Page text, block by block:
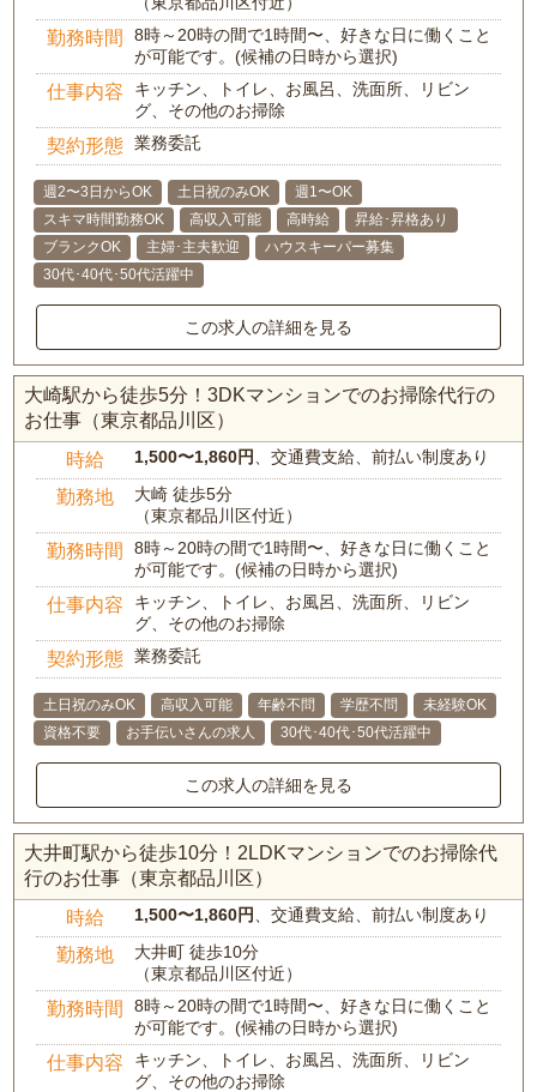
勤務時間
8時～20時の間で1時間〜、好きな日に働くこと
が可能です。(候補の日時から選択)
仕事内容
キッチン、トイレ、お風呂、洗面所、リビン
グ、その他のお掃除
契約形態 業務委託
週2〜3日からOK 土日祝のみOK
週1〜OK
スキマ時間勤務OK
高収入可能 高時給
昇給･昇格あり
ブランクOK
主婦･主夫歓迎
ハウスキーパー募集
30代･40代･50代活躍中
この求人の詳細を見る
大崎駅から徒歩5分！3DKマンションでのお掃除代行の
お仕事（東京都品川区）
時給 1,500〜1,860円 、交通費支給、前払い制度あり
勤務地
大崎 徒歩5分
（東京都品川区付近）
勤務時間
8時～20時の間で1時間〜、好きな日に働くこと
が可能です。(候補の日時から選択)
仕事内容
キッチン、トイレ、お風呂、洗面所、リビン
グ、その他のお掃除
契約形態 業務委託
土日祝のみOK 高収入可能 年齢不問 学歴不問
未経験OK
資格不要
お手伝いさんの求人 30代･40代･50代活躍中
この求人の詳細を見る
大井町駅から徒歩10分！2LDKマンションでのお掃除代
行のお仕事（東京都品川区）
時給 1,500〜1,860円 、交通費支給、前払い制度あり
勤務地
大井町 徒歩10分
（東京都品川区付近）
勤務時間
8時～20時の間で1時間〜、好きな日に働くこと
が可能です。(候補の日時から選択)
仕事内容
キッチン、トイレ、お風呂、洗面所、リビン
グ、その他のお掃除